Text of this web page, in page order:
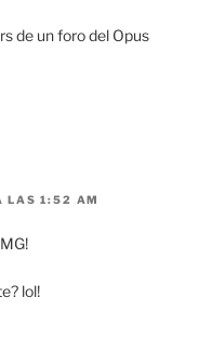
de un foro del Opus
LAS 1:52 AM
lol!